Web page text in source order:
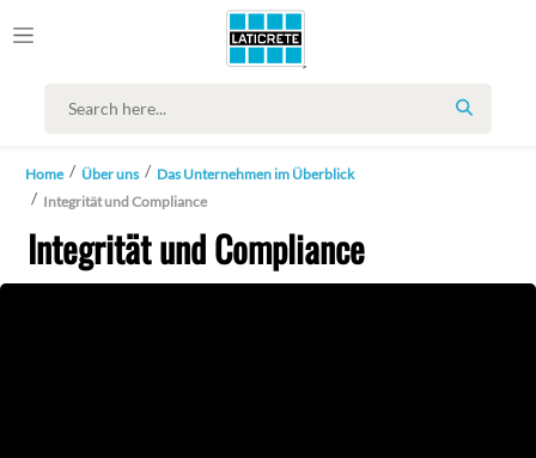
SEARCH
Home Über uns
Das Unternehmen im Überblick
Integrität und Compliance
Integrität und Compliance